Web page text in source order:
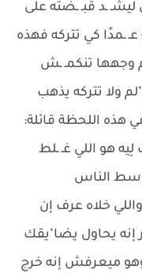
ـد قبـ ـضته على
ـمدًا كي تتركه فهذه
وجهها تنكمـ ـش
ولا تتركه يذهب
في هذه اللحظة قائلة:
هو اللي غـ ـلط
وسط الناس
خلاه عرف إن
إنه يحاول يضا’يقك
وهو ميعرفش إنه خرج